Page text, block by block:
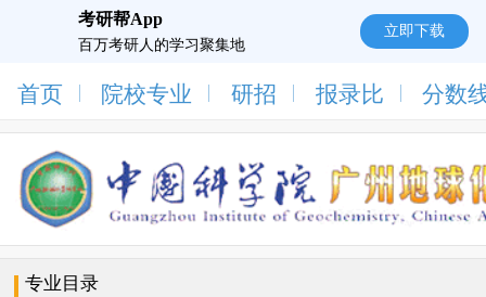
考研帮App
百万考研人的学习聚集地
立即下载
首页 院校专业 研招 报录比 分数
专业目录